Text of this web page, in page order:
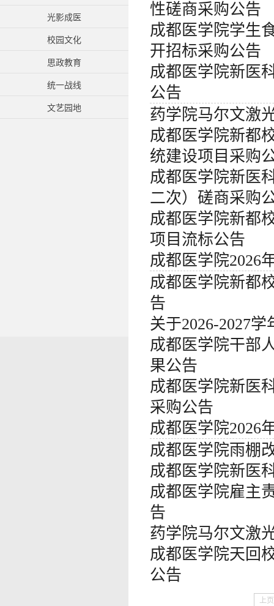
光影成医
校园文化
思政教育
统一战线
文艺园地
性磋商采购公告
成都医学院学生
开招标采购公告
成都医学院新医
公告
药学院马尔文激
成都医学院新都
统建设项目采购
成都医学院新医
二次）磋商采购
成都医学院新都
项目流标公告
成都医学院2026
成都医学院新都
告
关于2026-2027
成都医学院干部
果公告
成都医学院新医
采购公告
成都医学院2026
成都医学院雨棚
成都医学院新医
成都医学院雇主
告
药学院马尔文激
成都医学院天回
公告
上页